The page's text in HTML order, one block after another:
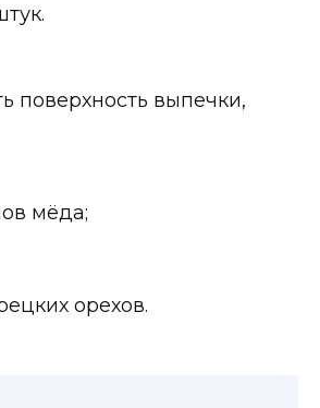
поверхность выпечки,
мёда;
орехов.